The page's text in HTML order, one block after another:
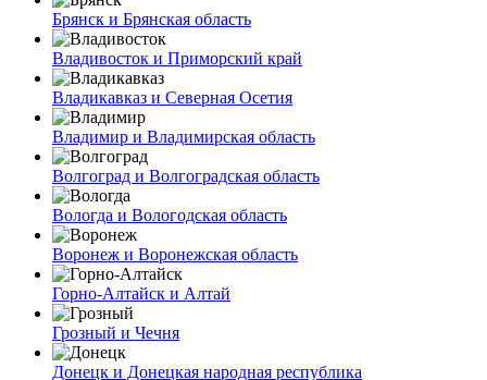
Брянск и Брянская область
Владивосток и Приморский край
Владикавказ и Северная Осетия
Владимир и Владимирская область
Волгоград и Волгоградская область
Вологда и Вологодская область
Воронеж и Воронежская область
Горно-Алтайск и Алтай
Грозный и Чечня
Донецк и Донецкая народная республика